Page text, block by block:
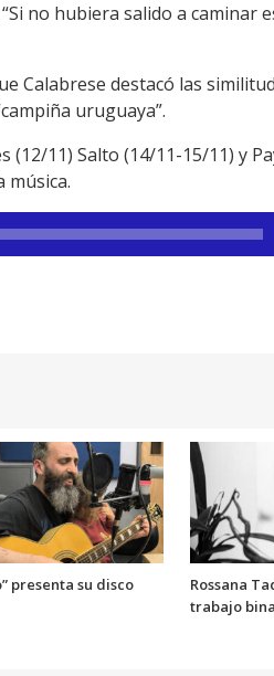
no hubiera salido a caminar
Calabrese destacó las
uruguaya”.
11) Salto (14/11-15/11) y
música.
presenta su disco
Rossana
trabajo